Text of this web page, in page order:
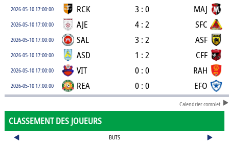
2026-05-10 17:00:00 RCK 3 : 0 MAJ
2026-05-10 17:00:00 AJE 4 : 2 SFC
2026-05-10 17:00:00 SAL 3 : 2 ASF
2026-05-10 17:00:00 ASD 1 : 2 CFF
2026-05-10 17:00:00 VIT 0 : 0 RAH
2026-05-10 17:00:00 REA 0 : 0 EFO
Calendrier complet
CLASSEMENT DES JOUEURS
BUTS